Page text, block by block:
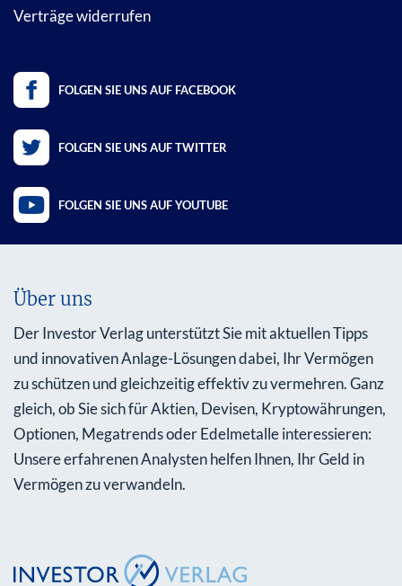
Verträge widerrufen
FOLGEN SIE UNS AUF FACEBOOK
FOLGEN SIE UNS AUF TWITTER
FOLGEN SIE UNS AUF YOUTUBE
Über uns
Der Investor Verlag unterstützt Sie mit aktuellen Tipps
und innovativen Anlage-Lösungen dabei, Ihr Vermögen
zu schützen und gleichzeitig effektiv zu vermehren. Ganz
gleich, ob Sie sich für Aktien, Devisen, Kryptowährungen,
Optionen, Megatrends oder Edelmetalle interessieren:
Unsere erfahrenen Analysten helfen Ihnen, Ihr Geld in
Vermögen zu verwandeln.